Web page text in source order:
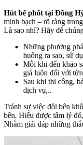
Hút bể phốt tại Đồng
minh bạch – rõ ràng
Là sao nhỉ? Hãy để
Những phương
huống ra sao, sử
Mỗi khi đến khảo
giá luôn đối với
Sau khi thi công,
dịch vụ,..
Tránh sự việc đôi bên
bên. Hiểu được tâm lý
Nhằm giải đáp những